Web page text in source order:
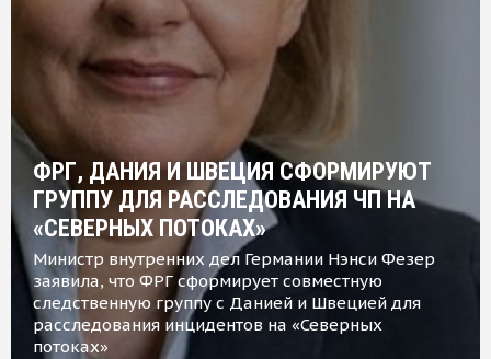
ФРГ, ДАНИЯ И ШВЕЦИЯ СФОРМИРУЮТ
ГРУППУ ДЛЯ РАССЛЕДОВАНИЯ ЧП НА
«СЕВЕРНЫХ ПОТОКАХ»
Министр внутренних дел Германии Нэнси Фезер
заявила, что ФРГ сформирует совместную
следственную группу с Данией и Швецией для
расследования инцидентов на «Северных
потоках»